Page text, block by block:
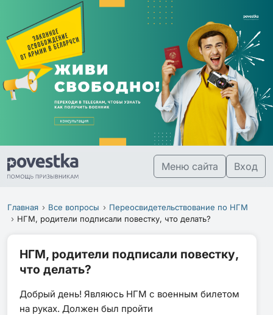
Меню сайта Вход
Главная Все вопросы
Переосвидетельствование по НГМ
НГМ, родители подписали повестку, что делать?
НГМ, родители подписали повестку,
что делать?
Добрый день! Являюсь НГМ с военным билетом
на руках. Должен был пройти